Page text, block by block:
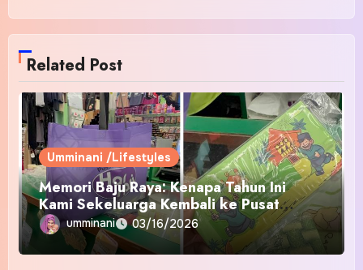
Related Post
Umminani /Lifestyles
Memori Baju Raya: Kenapa Tahun Ini
Kami Sekeluarga Kembali ke Pusat
Pakaian Hari-Hari?
umminani 03/16/2026